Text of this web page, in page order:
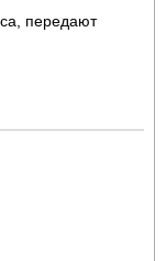
передают